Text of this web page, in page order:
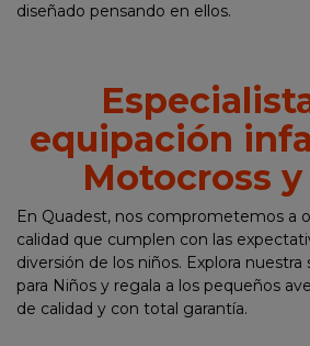
diseñado pensando en ellos.
equipación
Motocross y
En Quadest, nos comprometemos a
calidad que cumplen con las
diversión de los niños. Explora
para Niños y regala a los pequeños
de calidad y con total garantía.